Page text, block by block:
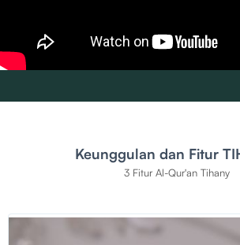
Keunggulan dan Fitur
3 Fitur Al-Qur'an Tihany